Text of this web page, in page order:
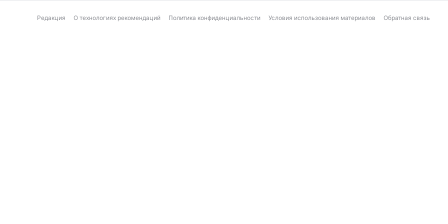
Редакция О технологиях рекомендаций Политика конфиденциальности Условия использования материалов Обратная связь